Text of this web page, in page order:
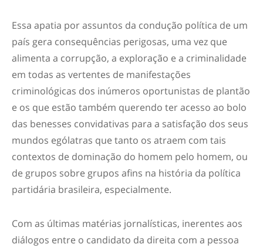
Essa apatia por assuntos da condução política de um
país gera consequências perigosas, uma vez que
alimenta a corrupção, a exploração e a criminalidade
em todas as vertentes de manifestações
criminológicas dos inúmeros oportunistas de plantão
e os que estão também querendo ter acesso ao bolo
das benesses convidativas para a satisfação dos seus
mundos ególatras que tanto os atraem com tais
contextos de dominação do homem pelo homem, ou
de grupos sobre grupos afins na história da política
partidária brasileira, especialmente.
Com as últimas matérias jornalísticas, inerentes aos
diálogos entre o candidato da direita com a pessoa